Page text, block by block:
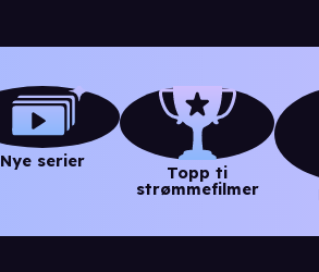
Nye serier
Topp ti
strømmefilmer